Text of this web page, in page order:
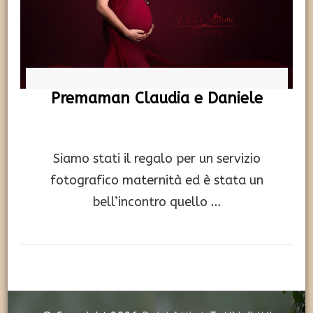
Premaman Claudia e Daniele
Siamo stati il regalo per un servizio
fotografico maternità ed è stata un
bell’incontro quello …